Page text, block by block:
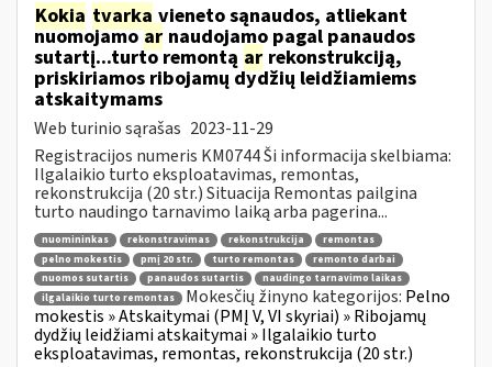
Kokia tvarka vieneto sąnaudos, atliekant
nuomojamoar naudojamo pagal panaudos
sutartį...turto remontą ar rekonstrukciją,
priskiriamos ribojamų dydžių leidžiamiems
atskaitymams
Web turinio sąrašas 2023-11-29
Registracijos numeris KM0744 Ši informacija skelbiama:
Ilgalaikio turto eksploatavimas, remontas,
rekonstrukcija (20 str.) Situacija Remontas pailgina
turto naudingo tarnavimo laiką arba pagerina...
nuomininkas rekonstravimas rekonstrukcija
remontas
pelno mokestis
pmį 20 str. turto remontas
remonto darbai
nuomos sutartis
panaudos sutartis
naudingo tarnavimo laikas
ilgalaikio turto remontas
Mokesčių žinyno kategorijos: Pelno
mokestis » Atskaitymai (PMĮ V, VI skyriai) » Ribojamų
dydžių leidžiami atskaitymai » Ilgalaikio turto
eksploatavimas, remontas, rekonstrukcija (20 str.)